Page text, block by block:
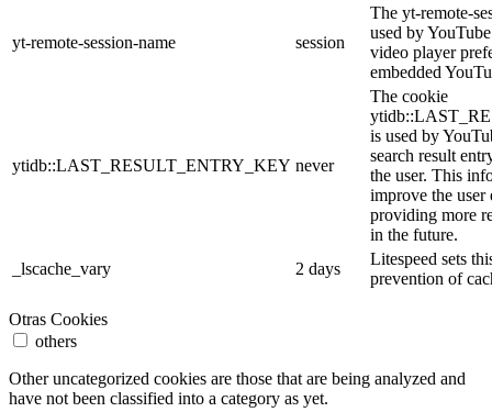
yt-remote-session-name session
The yt-remote-
used by
video player
embedded
ytidb::LAST_RESULT_ENTRY_KEY never
The cookie
is used by
search result
the user. This
improve the user
providing more
in the future.
_lscache_vary
2 days
Litespeed sets
prevention of
Otras Cookies
others
Other uncategorized cookies are those that are being analyzed and
have not been classified into a category as yet.